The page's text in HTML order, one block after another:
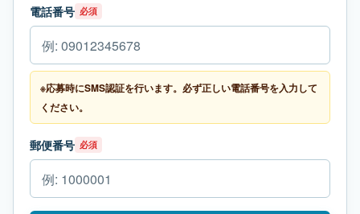
電話番号 必須
※応募時にSMS認証を行います。必ず正しい電話番号を入力して
ください。
郵便番号 必須